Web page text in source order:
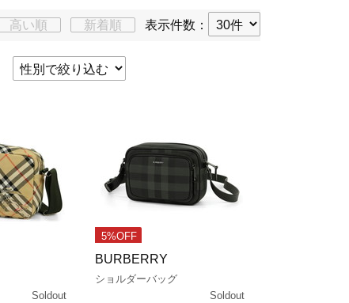
高い順 新着順 表示件数：
Soldout
5%OFF
BURBERRY
ショルダーバッグ
Soldout